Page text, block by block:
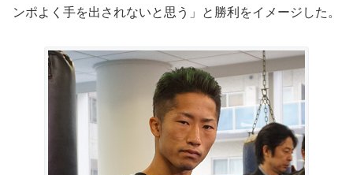
ンポよく手を出されないと思う」と勝利をイメージした。